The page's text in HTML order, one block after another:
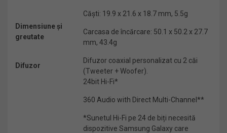
Dimensiune și
greutate
Căști: 19.9 x 21.6 x 18.7 mm, 5.5g
Carcasa de încărcare: 50.1 x 50.2 x 27.7
mm, 43.4g
Difuzor
Difuzor coaxial personalizat cu 2 căi
(Tweeter + Woofer).
24bit Hi-Fi*
360 Audio with Direct Multi-Channel**
*Sunetul Hi-Fi pe 24 de biți necesită
dispozitive Samsung Galaxy care